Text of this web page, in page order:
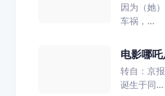
因为（她
车祸，...
电影哪
转自：京
诞生于同...